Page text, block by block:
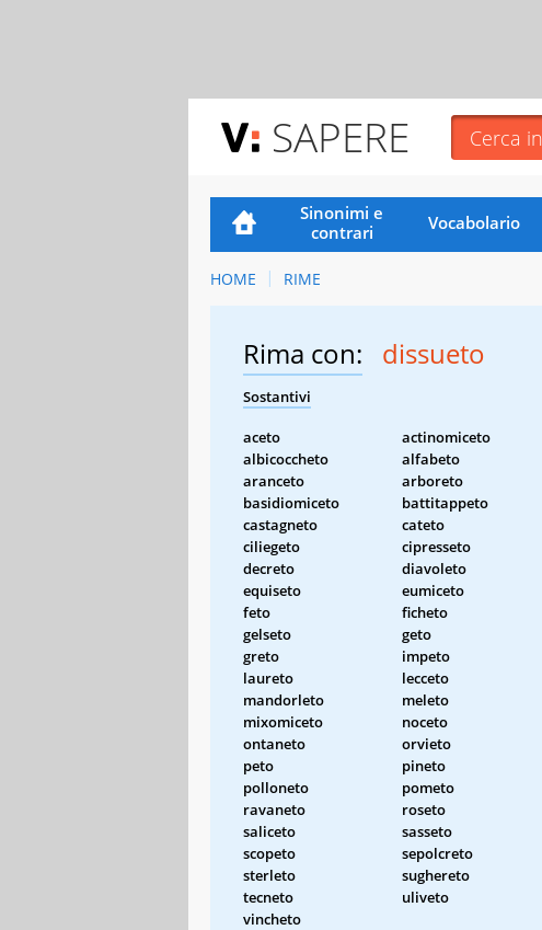
SAPERE
Sinonimi e
contrari
Vocabolario
HOME RIME
Rima con: dissueto
Sostantivi
aceto actinomiceto
albicoccheto
alfabeto
aranceto
arboreto
basidiomiceto
battitappeto
castagneto
cateto
ciliegeto
cipresseto
decreto
diavoleto
equiseto
eumiceto
feto
ficheto
gelseto
geto
greto
impeto
laureto
lecceto
mandorleto
meleto
mixomiceto
noceto
ontaneto
orvieto
peto
pineto
polloneto
pometo
ravaneto
roseto
saliceto
sasseto
scopeto
sepolcreto
sterleto
sughereto
tecneto
uliveto
vincheto